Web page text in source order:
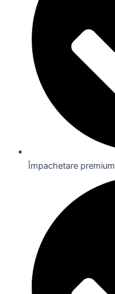
Împachetare premium